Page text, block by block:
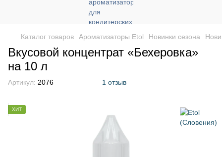
Каталог товаров Ароматизаторы Etol Новинки сезона
Вкусовой концентрат «Бехеровка»
на 10 л
Артикул: 2076 1 отзыв
ХИТ